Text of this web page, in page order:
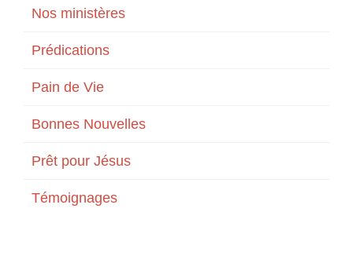
Nos ministères
Prédications
Pain de Vie
Bonnes Nouvelles
Prêt pour Jésus
Témoignages